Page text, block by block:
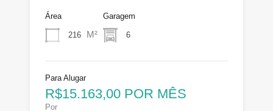
Área
216 M²
Garagem
6
Para Alugar
R$15.163,00 POR MÊS
Por